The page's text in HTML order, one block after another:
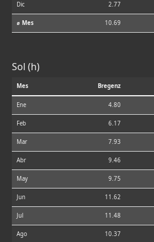
Dic 2.77
⌀ Mes 10.69
Sol (h)
Mes Bregenz
Ene 4.80
Feb 6.17
Mar 7.93
Abr 9.46
May 9.75
Jun 11.62
Jul 11.48
Ago 10.37